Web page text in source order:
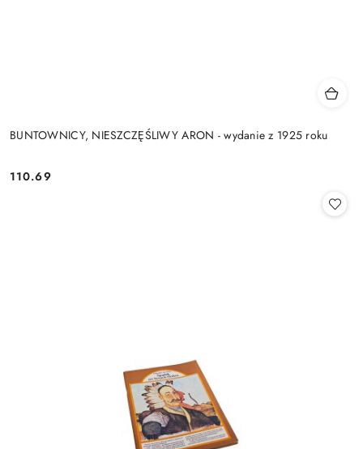
BUNTOWNICY, NIESZCZĘŚLIWY ARON - wydanie z 1925 roku
Cena:
110.69